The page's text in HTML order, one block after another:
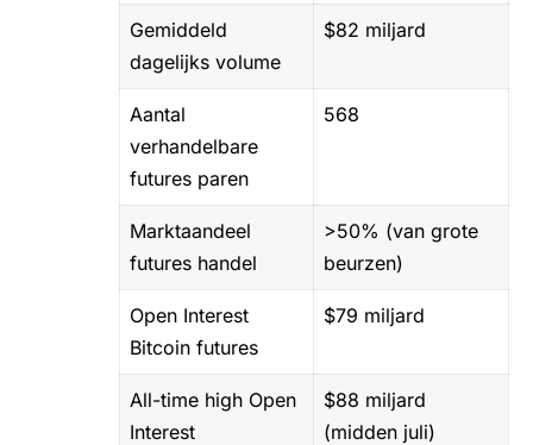
Gemiddeld
dagelijks volume
$82 miljard
Aantal
verhandelbare
futures paren
568
Marktaandeel
futures handel
>50% (van grote
beurzen)
Open Interest
Bitcoin futures
$79 miljard
All-time high Open
Interest
$88 miljard
(midden juli)